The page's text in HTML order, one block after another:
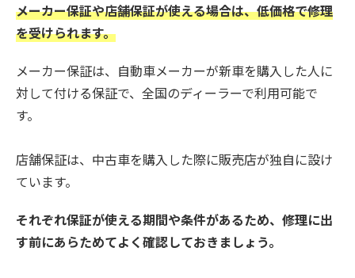
メーカー保証や店舗保証が使える場合は、低価格で修理
を受けられます。
メーカー保証は、自動車メーカーが新車を購入した人に
対して付ける保証で、全国のディーラーで利用可能で
す。
店舗保証は、中古車を購入した際に販売店が独自に設け
ています。
それぞれ保証が使える期間や条件があるため、修理に出
す前にあらためてよく確認しておきましょう。